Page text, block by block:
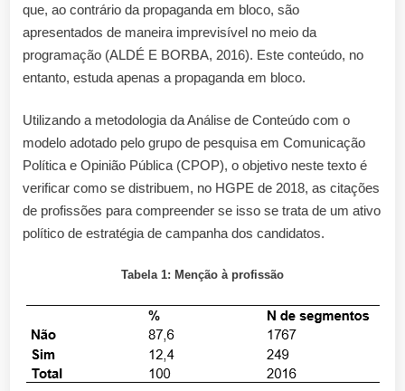
que, ao contrário da propaganda em bloco, são
apresentados de maneira imprevisível no meio da
programação (ALDÉ E BORBA, 2016). Este conteúdo, no
entanto, estuda apenas a propaganda em bloco.
Utilizando a metodologia da Análise de Conteúdo com o
modelo adotado pelo grupo de pesquisa em Comunicação
Política e Opinião Pública (CPOP), o objetivo neste texto é
verificar como se distribuem, no HGPE de 2018, as citações
de profissões para compreender se isso se trata de um ativo
político de estratégia de campanha dos candidatos.
Tabela 1: Menção à profissão